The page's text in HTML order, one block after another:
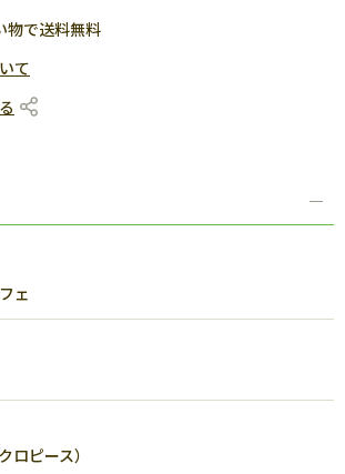
物で送料無料
て
ェ
ロピース）